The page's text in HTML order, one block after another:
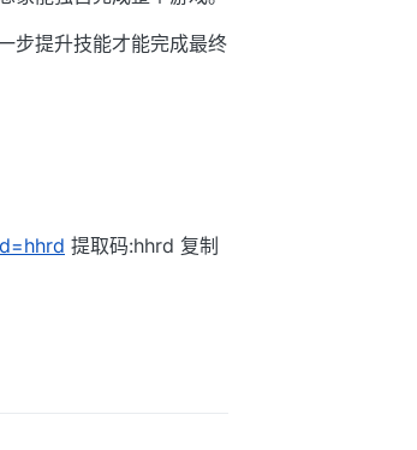
步提升技能才能完成最终
提取码:hhrd 复制